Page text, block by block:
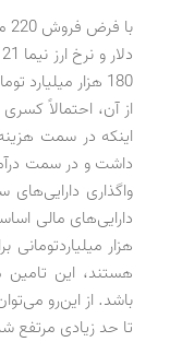
180 هزار
از آن، احتمالاً
اینکه در سمت
داشت و در سمت
واگذاری
هزار
هستند، این تامین
باشد. از این‌رو
تا حد زیادی مرتفع